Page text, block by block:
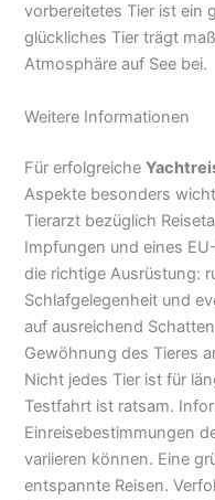
vorbereitetes Tier ist ein
glückliches Tier trägt
Atmosphäre auf See bei.
Weitere Informationen
Für erfolgreiche
Aspekte besonders
Tierarzt bezüglich
Impfungen und eines
die richtige Ausrüstung:
Schlafgelegenheit und
auf ausreichend
Gewöhnung des Tieres
Nicht jedes Tier ist für
Testfahrt ist ratsam.
Einreisebestimmungen
variieren können. Eine
entspannte Reisen.